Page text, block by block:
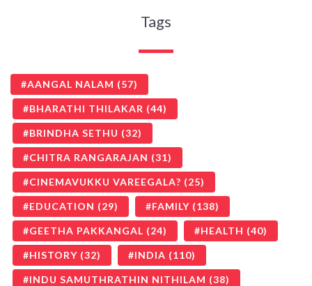
Tags
AANGAL NALAM (57)
BHARATHI THILAKAR (44)
BRINDHA SETHU (32)
CHITRA RANGARAJAN (31)
CINEMAVUKKU VAREEGALA? (25)
EDUCATION (29) FAMILY (138)
GEETHA PAKKANGAL (24) HEALTH (40)
HISTORY (32) INDIA (110)
INDU SAMUTHRATHIN NITHILAM (38)